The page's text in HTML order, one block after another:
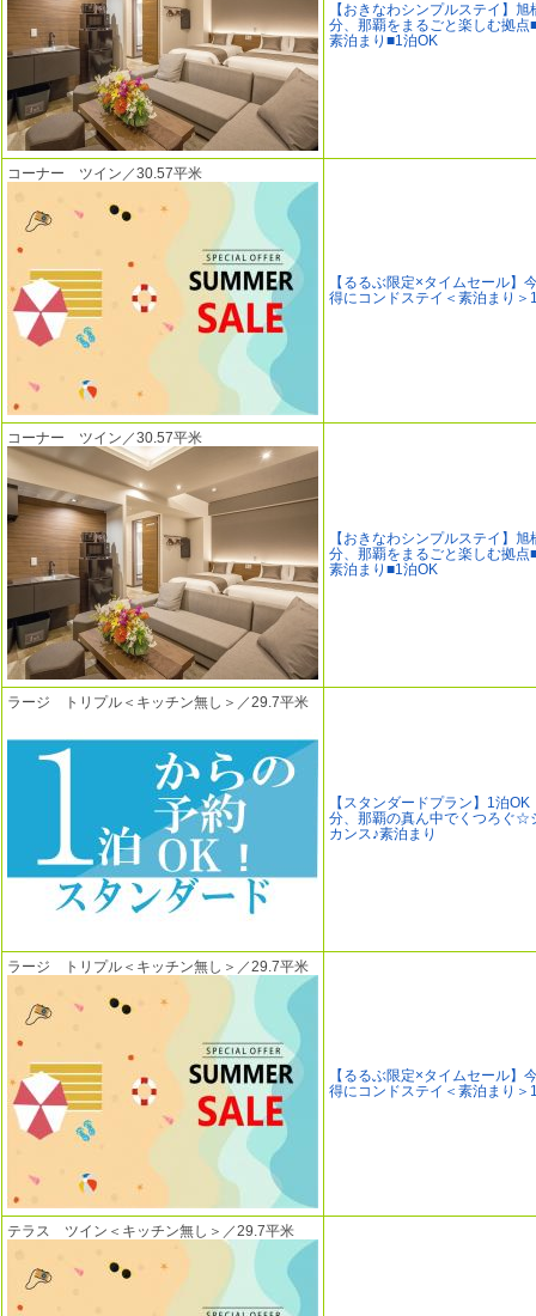
【おきなわシンプルステイ】
分、那覇をまるごと楽しむ拠点
素泊まり■1泊OK
コーナー ツイン／30.57平米
【るるぶ限定×タイムセール】
得にコンドステイ＜素泊まり＞
コーナー ツイン／30.57平米
【おきなわシンプルステイ】
分、那覇をまるごと楽しむ拠点
素泊まり■1泊OK
ラージ トリプル＜キッチン無し＞／29.7平米
【スタンダードプラン】1泊OK
分、那覇の真ん中でくつろぐ☆
カンス♪素泊まり
ラージ トリプル＜キッチン無し＞／29.7平米
【るるぶ限定×タイムセール】
得にコンドステイ＜素泊まり＞
テラス ツイン＜キッチン無し＞／29.7平米